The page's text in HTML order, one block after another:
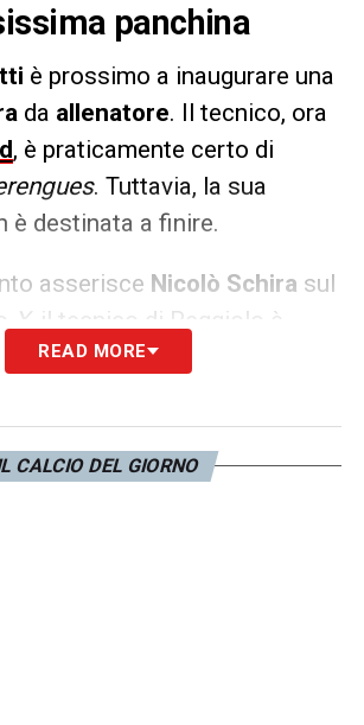
panchina
è prossimo a inaugurare una
da allenatore. Il tecnico, ora
, è praticamente certo di
. Tuttavia, la sua
è destinata a finire.
asserisce Nicolò Schira sul
X, il tecnico di Reggiolo è
a sedersi sulla panchina del
per la prima CT di una
READ MORE
CALCIO DEL GIORNO